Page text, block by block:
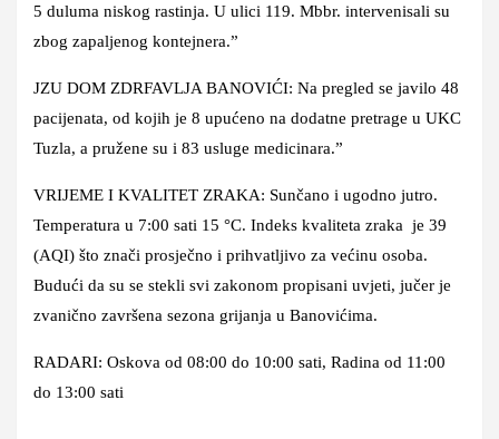
5 duluma niskog rastinja. U ulici 119. Mbbr. intervenisali su
zbog zapaljenog kontejnera.”
JZU DOM ZDRFAVLJA BANOVIĆI: Na pregled se javilo 48
pacijenata, od kojih je 8 upućeno na dodatne pretrage u UKC
Tuzla, a pružene su i 83 usluge medicinara.”
VRIJEME I KVALITET ZRAKA: Sunčano i ugodno jutro.
Temperatura u 7:00 sati 15 °C. Indeks kvaliteta zraka je 39
(AQI) što znači prosječno i prihvatljivo za većinu osoba.
Budući da su se stekli svi zakonom propisani uvjeti, jučer je
zvanično završena sezona grijanja u Banovićima.
RADARI: Oskova od 08:00 do 10:00 sati, Radina od 11:00
do 13:00 sati